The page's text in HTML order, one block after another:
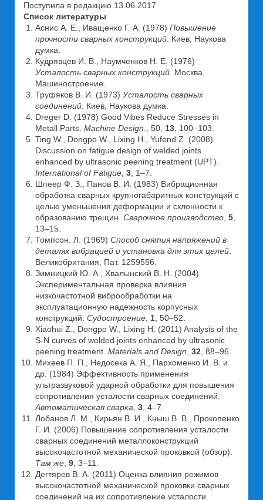
Поступила в редакцию 13.06.2017
Список литературы
Аснис А. Е., Иващенко Г. А. (1978) Повышение
прочности сварных конструкций . Киев, Наукова
думка.
Кудрявцев И. В., Наумченков Н. Е. (1976)
Усталость сварных конструкций . Москва,
Машиностроение.
Труфяков В. И. (1973) Усталость сварных
соединений . Киев, Наукова думка.
Dreger D. (1978) Good Vibes Reduce Stresses in
Metall Parts. Machine Design ., 50, 13 , 100–103.
Ting W., Dongpo W., Lixing H., Yufend Z. (2008)
Discussion on fatigue design of welded joints
enhanced by ultrasonic peening treatment (UPT).
International of Fatigue 3 , 1–7.
Шпеер Ф. З., Панов В. И. (1983) Вибрационная
обработка сварных крупногабаритных конструкций с
целью уменьшения деформации и склонности к
образованию трещин. Сварочное производство 5
13–15.
Томпсон. Л. (1969) Способ снятия напряжений в
деталях вибрацией и установка для этих целей
Великобритания, Пат. 1259556.
Зимницкий Ю. А., Хвалынский В. Н. (2004)
Экспериментальная проверка влияния
низкочастотной виброобработки на
эксплуатационную надежность корпусных
конструкций. Судостроение 1 , 50–52.
Xiaohui Z., Dongpo W., Lixing H. (2011) Analysis of the
S-N curves of welded joints enhanced by ultrasonic
peening treatment. Materials and Design 32 , 88–96.
Михеев П. П., Недосека А. Я., Пархоменко И. В. и
др. (1984) Эффективность применения
ультразвуковой ударной обработки для повышения
сопротивления усталости сварных соединений.
Автоматическая сварка 3 , 4–7.
Лобанов Л. М., Кирьян В. И., Кныш В. В., Прокопенко
Г. И. (2006) Повышение сопротивления усталости
сварных соединений металлоконструкций
высокочастотной механической проковкой (обзор).
Там же 9 , 3–11.
Дегтярев В. А. (2011) Оценка влияния режимов
высокочастотной механической проковки сварных
соединений на их сопротивление усталости.